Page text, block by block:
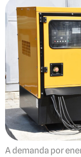
A demanda por